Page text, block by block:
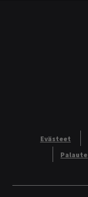
Evästeet
Palaute